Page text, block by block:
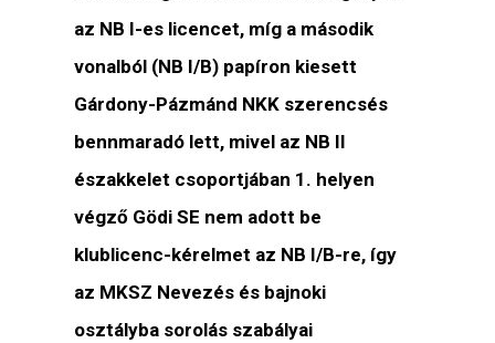
az NB I-es licencet, míg a második
vonalból (NB I/B) papíron kiesett
Gárdony-Pázmánd NKK szerencsés
bennmaradó lett, mivel az NB II
északkelet csoportjában 1. helyen
végző Gödi SE nem adott be
klublicenc-kérelmet az NB I/B-re, így
az MKSZ Nevezés és bajnoki
osztályba sorolás szabályai